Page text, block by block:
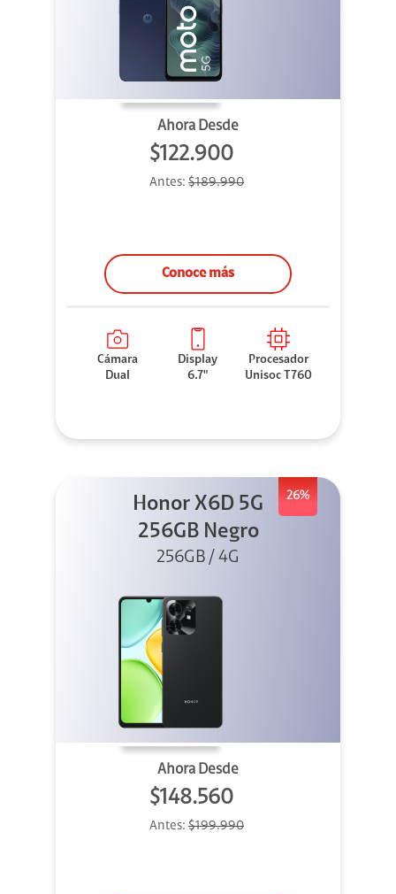
Ahora Desde
$122.900
Antes: $189.990
Conoce más
Cámara
Dual
Display
6.7"
Procesador
Unisoc T760
26%
Honor X6D 5G
256GB Negro
256GB / 4G
Ahora Desde
$148.560
Antes: $199.990